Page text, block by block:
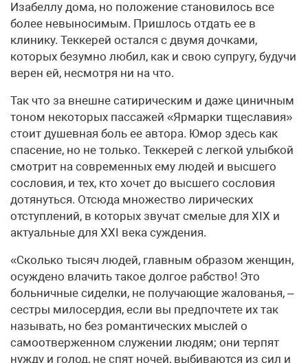
Изабеллу дома, но положение становилось все
более невыносимым. Пришлось отдать ее в
клинику. Теккерей остался с двумя дочками,
которых безумно любил, как и свою супругу, будучи
верен ей, несмотря ни на что.
Так что за внешне сатирическим и даже циничным
тоном некоторых пассажей «Ярмарки тщеславия»
стоит душевная боль ее автора. Юмор здесь как
спасение, но не только. Теккерей с легкой улыбкой
смотрит на современных ему людей и высшего
сословия, и тех, кто хочет до высшего сословия
дотянуться. Отсюда множество лирических
отступлений, в которых звучат смелые для ХIХ и
актуальные для ХХI века суждения.
«Сколько тысяч людей, главным образом женщин,
осуждено влачить такое долгое рабство! Это
больничные сиделки, не получающие жалованья, –
сестры милосердия, если вы предпочтете их так
называть, но без романтических мыслей о
самоотверженном служении людям; они терпят
нужду и голод, не спят ночей, выбиваются из сил и